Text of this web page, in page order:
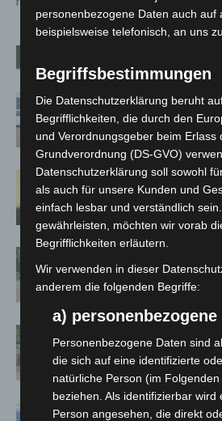
Niedersachsen:
kehren nach
Spanien zurück
Hannover: Erste
Population in
Neuwarmbüchen
Notfallsanitäter
Kreuz
Mann läuft mit
personenbezogene Daten auch auf
beispielsweise telefonisch, an uns
Begriffsbestimmungen
Die Datenschutzerklärung beruht
Begrifflichkeiten, die durch den
und Verordnungsgeber beim Erlass
Grundverordnung (DS-GVO)
Datenschutzerklärung soll sowohl
als auch für unsere Kunden und
einfach lesbar und verständlich
gewährleisten, möchten wir vorab
Begrifflichkeiten erläutern.
Wir verwenden in dieser
anderem die folgenden Begriffe:
a) personenbezogene
Personenbezogene Daten sind
die sich auf eine identifizierte
natürliche Person (im
beziehen. Als identifizierbar wird
Person angesehen, die direkt